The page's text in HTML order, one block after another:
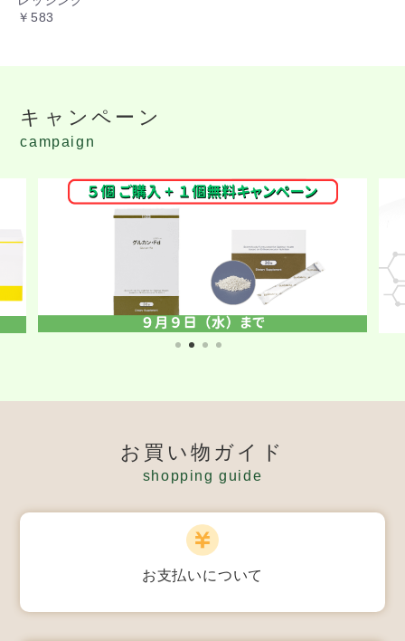
￥583
キャンペーン
campaign
お買い物ガイド
shopping guide
お支払いについて